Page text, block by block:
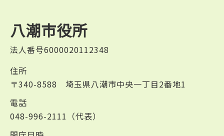
八潮市役所
法人番号6000020112348
住所
〒340-8588 埼玉県八潮市中央一丁目2番地1
電話
048-996-2111（代表）